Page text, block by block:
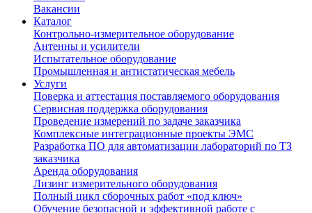
Вакансии
Каталог
Контрольно-измерительное оборудование
Антенны и усилители
Испытательное оборудование
Промышленная и антистатическая мебель
Услуги
Поверка и аттестация поставляемого оборудования
Сервисная поддержка оборудования
Проведение измерений по задаче заказчика
Комплексные интеграционные проекты ЭМС
Разработка ПО для автоматизации лабораторий по ТЗ
заказчика
Аренда оборудования
Лизинг измерительного оборудования
Полный цикл сборочных работ «под ключ»
Обучение безопасной и эффективной работе с